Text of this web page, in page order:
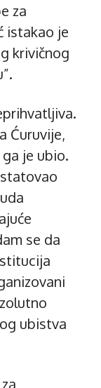
za
istakao je
krivičnog
Ćuruvije,
je ubio.
se da
ubistva